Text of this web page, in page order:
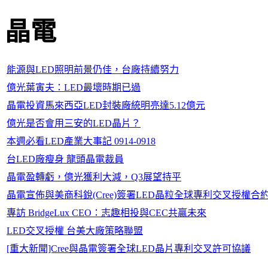
晶電
能源與LED照明前景仍佳，台廠持續努力
億光葉寅夫：LED最壞時期已過
晶電投資馬來西亞LED封裝廠統明亮達5.12億元
億光是否會用三安的LED晶片？
本週必看LED產業大事記 0914-0918
台LED廠瘦身 龍頭晶電裁員
晶電盈轉虧，億光獲利大減，Q3展望持平
晶電宣佈與美商科銳(Cree)簽署LED晶粒全球專利交叉授權合
專訪 BridgeLux CEO：志趣相投與CEC共贏未來
LED交叉授權 台美大廠策略聯盟
[重大新聞]Cree與晶電簽署全球LED晶片專利交叉許可協議